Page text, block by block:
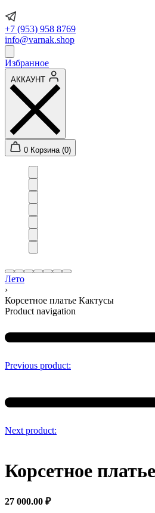
+7 (953) 958 8769
info@varnak.shop
Избранное
АККАУНТ
0 Корзина (0)
Лето
›
Корсетное платье Кактусы
Product navigation
Previous product:
Next product:
Корсетное
27 000.00 ₽